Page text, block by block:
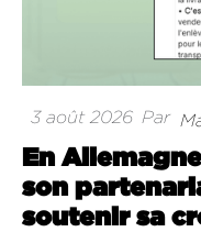
3 août 2026 Par
En
son
soutenir sa